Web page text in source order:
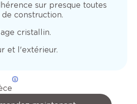
sur presque toutes
de construction.
cristallin.
et l'extérieur.